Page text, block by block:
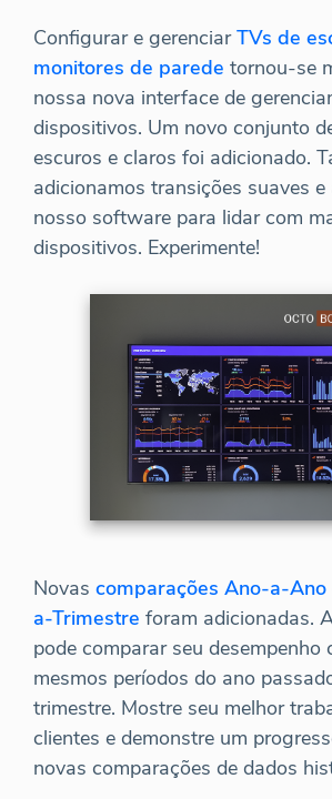
Configurar e gerenciarTVs de
monitores de parede tornou-se
nossa nova interface de
dispositivos. Um novo conjunto
escuros e claros foi adicionado.
adicionamos transições suaves
nosso software para lidar com
dispositivos. Experimente!
Novas comparações Ano-a-
a-Trimestre foram adicionadas.
pode comparar seu desempenho
mesmos períodos do ano
trimestre. Mostre seu melhor
clientes e demonstre um
novas comparações de dados